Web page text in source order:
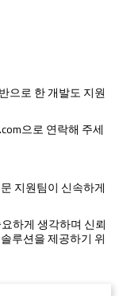
으로 한 개발도 지원
으로 연락해 주세
지원팀이 신속하게
하게 생각하며 신뢰
루션을 제공하기 위